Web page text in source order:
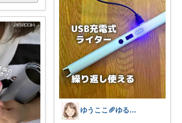
ゆうここ🥖ゆるっと楽しくお得な暮らしꕤ